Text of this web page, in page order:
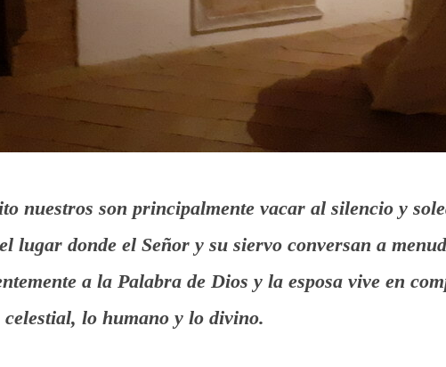
nuestros son principalmente vacar al silencio y
lugar donde el Señor y su siervo conversan a
a la Palabra de Dios y la esposa vive en
lo humano y lo divino.